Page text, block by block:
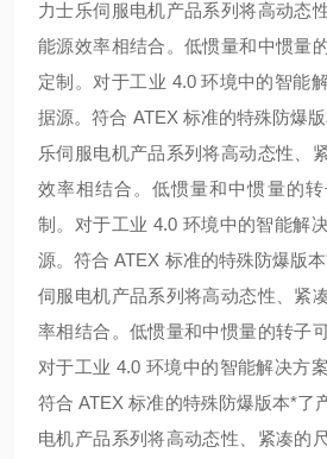
力士乐伺服电机产品系列将高动态
能源效率相结合。低惯量和中惯量
定制。对于工业 4.0 环境中的智能
据源。符合 ATEX 标准的特殊防爆
乐伺服电机产品系列将高动态性、
效率相结合。低惯量和中惯量的
制。对于工业 4.0 环境中的智能解
源。符合 ATEX 标准的特殊防爆版本
伺服电机产品系列将高动态性、紧
率相结合。低惯量和中惯量的转子
对于工业 4.0 环境中的智能解决方
符合 ATEX 标准的特殊防爆版本*了
电机产品系列将高动态性、紧凑的